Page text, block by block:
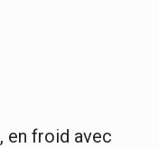
, en froid avec